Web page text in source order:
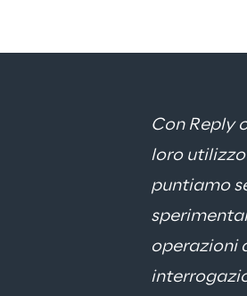
Con Reply
loro
puntiamo
operazioni